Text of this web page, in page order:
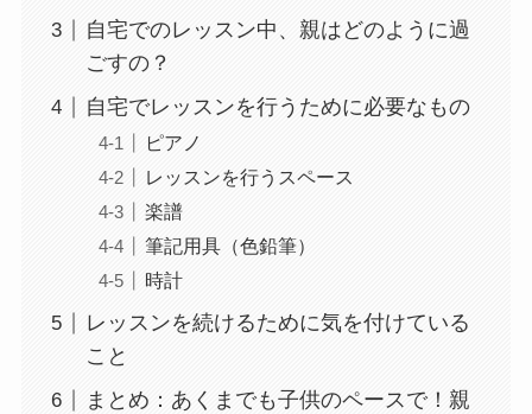
自宅でのレッスン中、親はどのように過
ごすの？
自宅でレッスンを行うために必要なもの
ピアノ
レッスンを行うスペース
楽譜
筆記用具（色鉛筆）
時計
レッスンを続けるために気を付けている
こと
まとめ：あくまでも子供のペースで！親